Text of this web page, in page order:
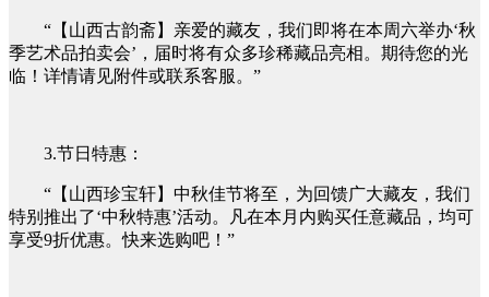
“【山西古韵斋】亲爱的藏友，我们即将在本周六举办‘秋
季艺术品拍卖会’，届时将有众多珍稀藏品亮相。期待您的光
临！详情请见附件或联系客服。”
3.节日特惠：
“【山西珍宝轩】中秋佳节将至，为回馈广大藏友，我们
特别推出了‘中秋特惠’活动。凡在本月内购买任意藏品，均可
享受9折优惠。快来选购吧！”